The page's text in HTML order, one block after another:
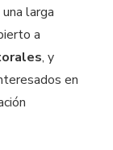
larga
a
, y
en